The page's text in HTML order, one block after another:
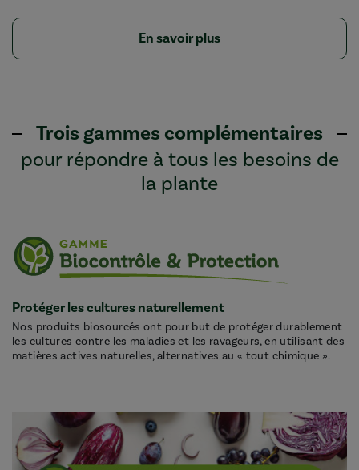
En savoir plus
Trois gammes complémentaires
pour répondre à tous les besoins de
la plante
Protéger les cultures naturellement
Nos produits biosourcés ont pour but de protéger durablement
les cultures contre les maladies et les ravageurs, en utilisant des
matières actives naturelles, alternatives au « tout chimique ».